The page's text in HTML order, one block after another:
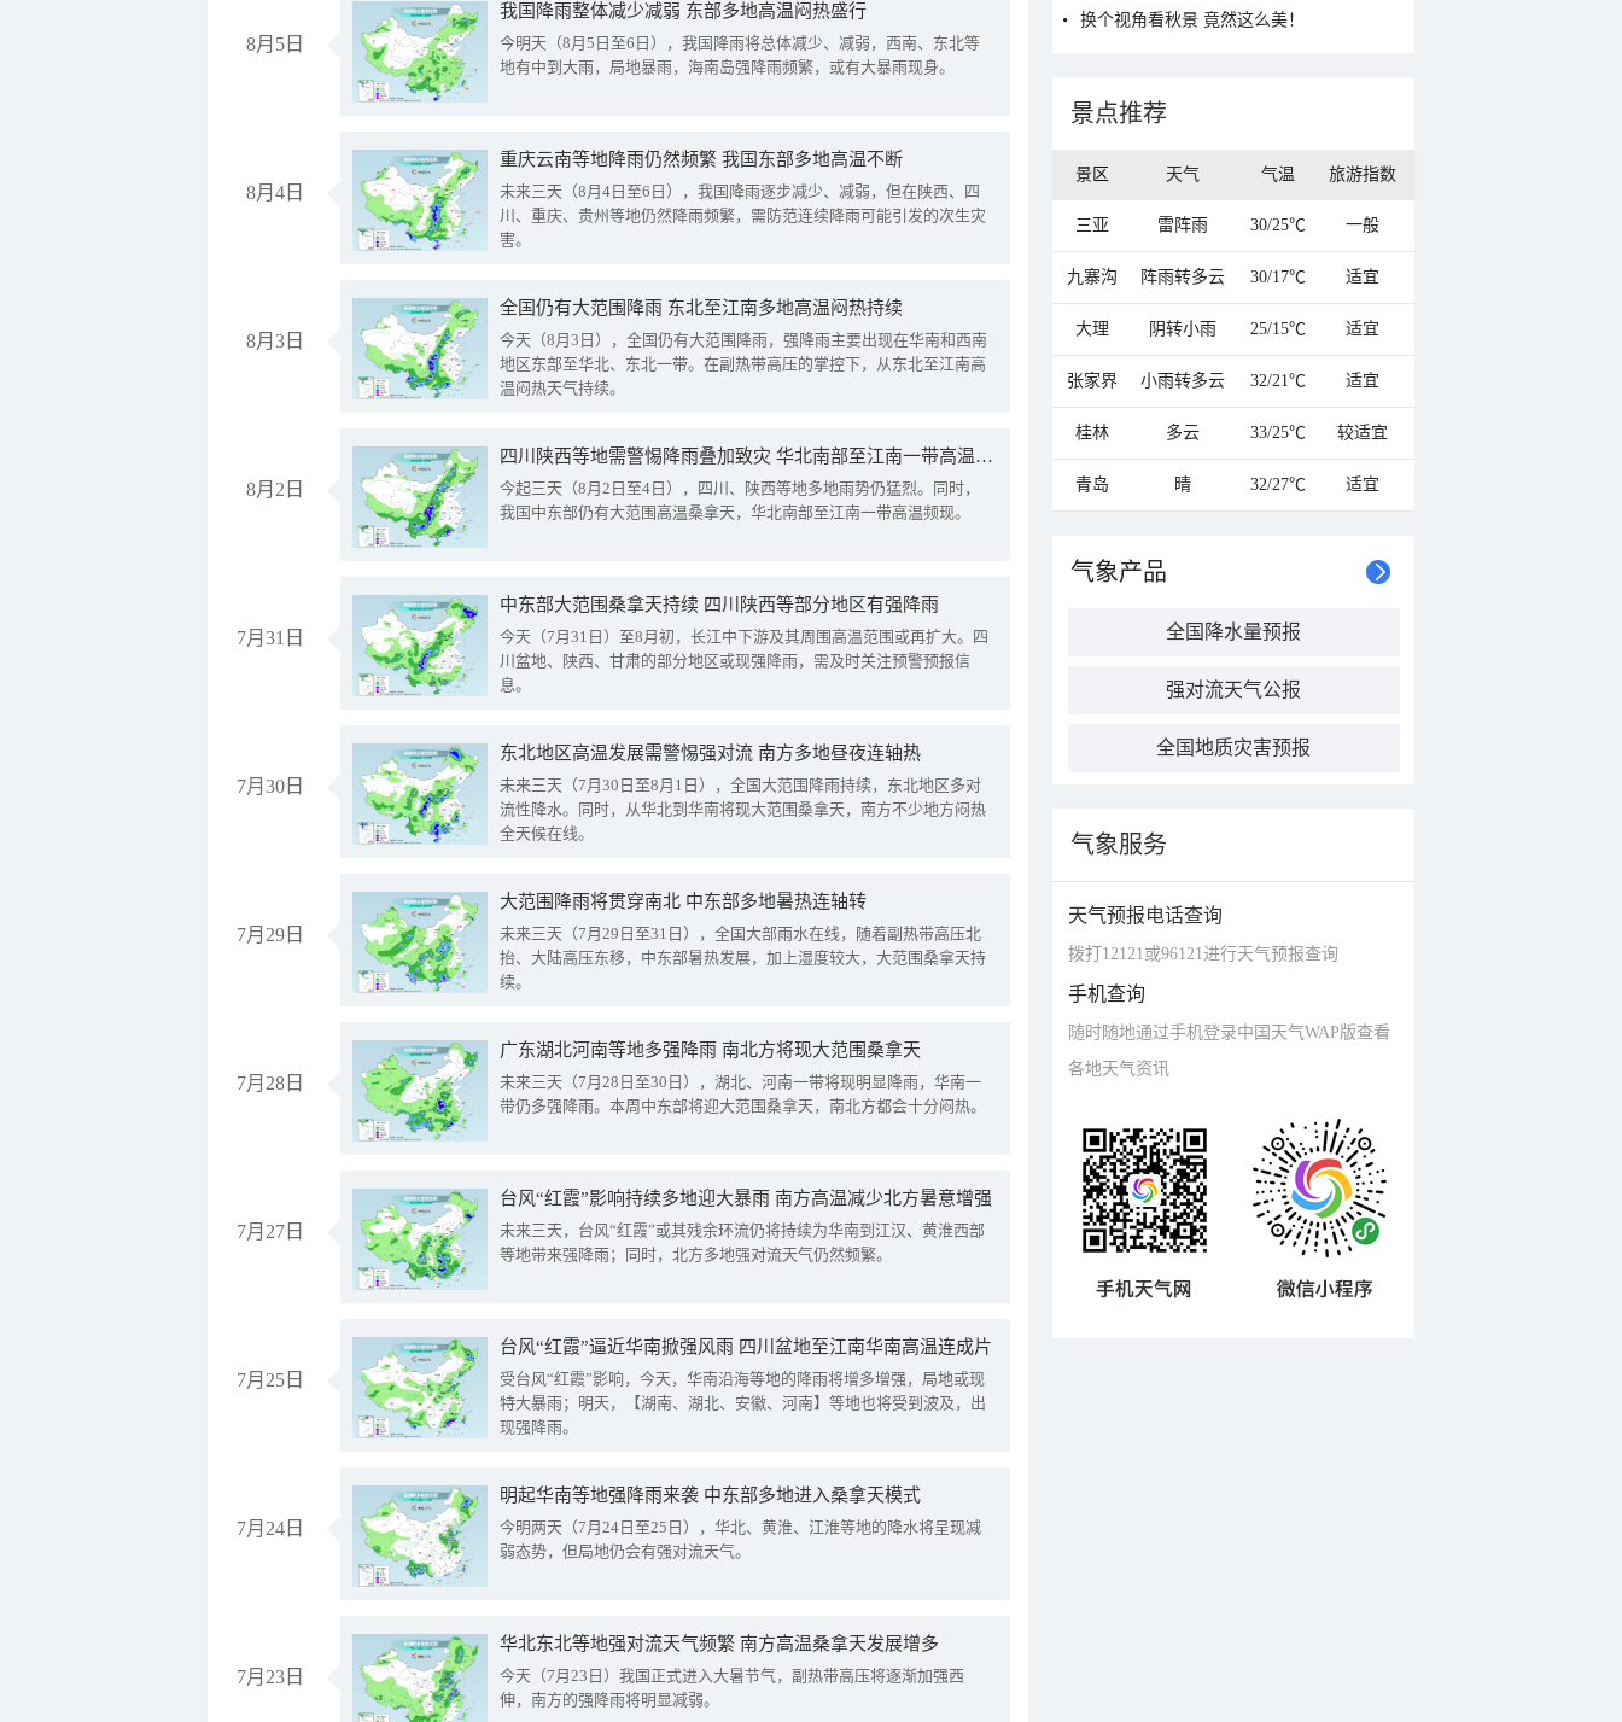
8月5日
我国降雨整体减少减弱 东部多地高温闷热盛行
今明天（8月5日至6日），我国降雨将总体减少、减弱，西南、东北等
地有中到大雨，局地暴雨，海南岛强降雨频繁，或有大暴雨现身。
8月4日
重庆云南等地降雨仍然频繁 我国东部多地高温不断
未来三天（8月4日至6日），我国降雨逐步减少、减弱，但在陕西、四
川、重庆、贵州等地仍然降雨频繁，需防范连续降雨可能引发的次生灾
害。
8月3日
全国仍有大范围降雨 东北至江南多地高温闷热持续
今天（8月3日），全国仍有大范围降雨，强降雨主要出现在华南和西南
地区东部至华北、东北一带。在副热带高压的掌控下，从东北至江南高
温闷热天气持续。
8月2日
四川陕西等地需警惕降雨叠加致灾 华北南部至江南一带高温频现
今起三天（8月2日至4日），四川、陕西等地多地雨势仍猛烈。同时，
我国中东部仍有大范围高温桑拿天，华北南部至江南一带高温频现。
7月31日
中东部大范围桑拿天持续 四川陕西等部分地区有强降雨
今天（7月31日）至8月初，长江中下游及其周围高温范围或再扩大。四
川盆地、陕西、甘肃的部分地区或现强降雨，需及时关注预警预报信
息。
7月30日
东北地区高温发展需警惕强对流 南方多地昼夜连轴热
未来三天（7月30日至8月1日），全国大范围降雨持续，东北地区多对
流性降水。同时，从华北到华南将现大范围桑拿天，南方不少地方闷热
全天候在线。
7月29日
大范围降雨将贯穿南北 中东部多地暑热连轴转
未来三天（7月29日至31日），全国大部雨水在线，随着副热带高压北
抬、大陆高压东移，中东部暑热发展，加上湿度较大，大范围桑拿天持
续。
7月28日
广东湖北河南等地多强降雨 南北方将现大范围桑拿天
未来三天（7月28日至30日），湖北、河南一带将现明显降雨，华南一
带仍多强降雨。本周中东部将迎大范围桑拿天，南北方都会十分闷热。
7月27日
台风“红霞”影响持续多地迎大暴雨 南方高温减少北方暑意增强
未来三天，台风“红霞”或其残余环流仍将持续为华南到江汉、黄淮西部
等地带来强降雨；同时，北方多地强对流天气仍然频繁。
7月25日
台风“红霞”逼近华南掀强风雨 四川盆地至江南华南高温连成片
受台风“红霞”影响，今天，华南沿海等地的降雨将增多增强，局地或现
特大暴雨；明天，【湖南、湖北、安徽、河南】等地也将受到波及，出
现强降雨。
7月24日
明起华南等地强降雨来袭 中东部多地进入桑拿天模式
今明两天（7月24日至25日），华北、黄淮、江淮等地的降水将呈现减
弱态势，但局地仍会有强对流天气。
7月23日
华北东北等地强对流天气频繁 南方高温桑拿天发展增多
今天（7月23日）我国正式进入大暑节气，副热带高压将逐渐加强西
伸，南方的强降雨将明显减弱。
换个视角看秋景 竟然这么美！
景点推荐
景区 天气 气温 旅游指数
三亚 雷阵雨 30/25℃ 一般
九寨沟 阵雨转多云 30/17℃ 适宜
大理 阴转小雨 25/15℃ 适宜
张家界 小雨转多云 32/21℃ 适宜
桂林 多云 33/25℃ 较适宜
青岛 晴 32/27℃ 适宜
气象产品
全国降水量预报
强对流天气公报
全国地质灾害预报
气象服务
天气预报电话查询
拨打12121或96121进行天气预报查询
手机查询
随时随地通过手机登录中国天气WAP版查看
各地天气资讯